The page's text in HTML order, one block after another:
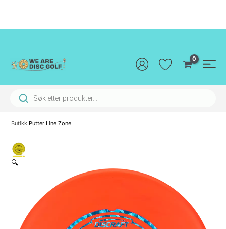
innholdet
Products search
Butikk Putter Line Zone
🔍